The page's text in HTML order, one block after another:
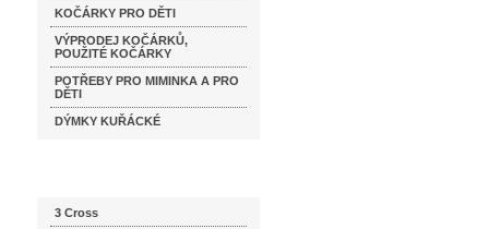
KOČÁRKY PRO DĚTI
VÝPRODEJ KOČÁRKŮ,
POUŽITÉ KOČÁRKY
POTŘEBY PRO MIMINKA A PRO
DĚTI
DÝMKY KUŘÁCKÉ
3 Cross